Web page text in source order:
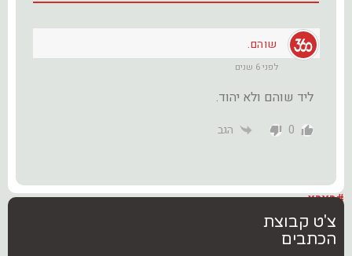
שוהם.
לפני 6 שנים
ליד שוהם ולא יהוד.
0 הגב
#בארץ
צ'ט קבוצת
הכתבים